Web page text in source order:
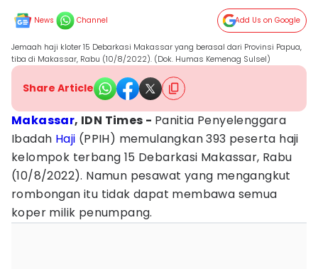
News Channel Add Us on Google
Jemaah haji kloter 15 Debarkasi Makassar yang berasal dari Provinsi Papua,
tiba di Makassar, Rabu (10/8/2022). (Dok. Humas Kemenag Sulsel)
Share Article
Makassar, IDN Times - Panitia Penyelenggara
Ibadah Haji (PPIH) memulangkan 393 peserta haji
kelompok terbang 15 Debarkasi Makassar, Rabu
(10/8/2022). Namun pesawat yang mengangkut
rombongan itu tidak dapat membawa semua
koper milik penumpang.